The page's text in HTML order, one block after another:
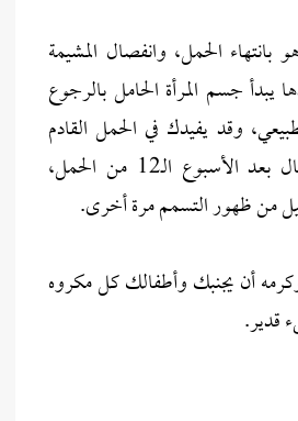
الحمل، وانفصال المشيمة
جسم المرأة الحامل بالرجوع
وقد يفيدك في الحمل القادم
تناول أسبرين الأطفال بعد الأسبوع الـ12 من الحمل،
من ظهور التسمم مرة أخرى.
وكرمه أن يجنبك وأطفالك كل مكروه
قدير.